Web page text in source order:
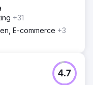
+31
E-commerce +3
4.7